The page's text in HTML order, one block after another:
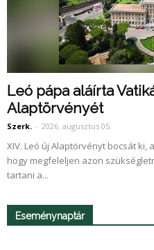
Leó pápa aláírta
Alaptörvényét
Szerk. - 2026. augusztus 05.
XIV. Leó új Alaptörvényt bocsát ki,
hogy megfeleljen azon
tartani a...
Eseménynaptár